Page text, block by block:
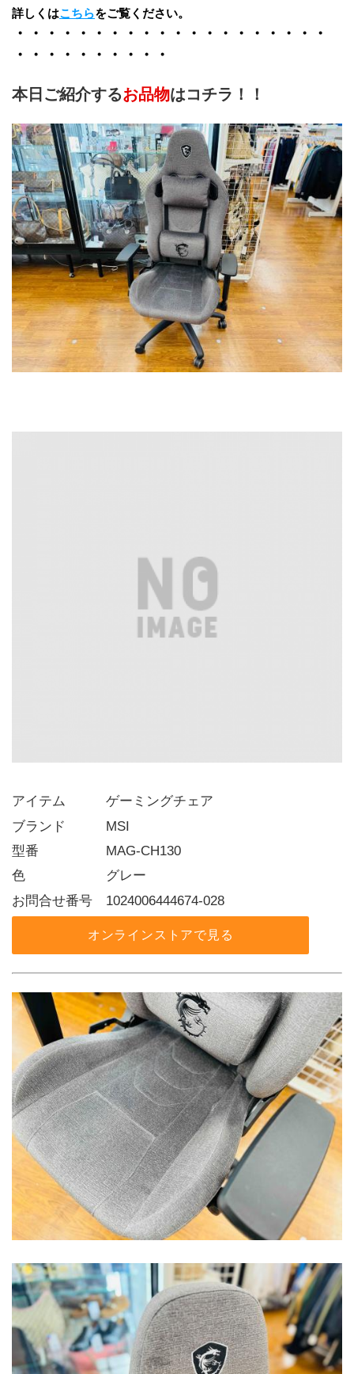
詳しくはこちらをご覧ください。
・・・・・・・・・・・・・・・・・・・・
・・・・・・・・・・
本日ご紹介するお品物はコチラ！！
アイテム   ゲーミングチェア
ブランド   MSI
型番     MAG-CH130
色      グレー
お問合せ番号 1024006444674-028
オンラインストアで見る